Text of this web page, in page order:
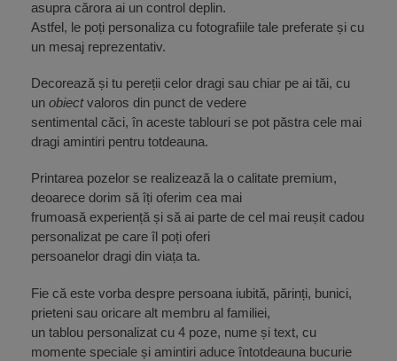
asupra cărora ai un control deplin.
Astfel, le poți personaliza cu fotografiile tale preferate și cu
un mesaj reprezentativ.
Decorează și tu pereții celor dragi sau chiar pe ai tăi, cu
un obiectvaloros din punct de vedere
sentimental căci, în aceste tablouri se pot păstra cele mai
dragi amintiri pentru totdeauna.
Printarea pozelor se realizează la o calitate premium,
deoarece dorim să îți oferim cea mai
frumoasă experiență și să ai parte de cel mai reușit cadou
personalizat pe care îl poți oferi
persoanelor dragi din viața ta.
Fie că este vorba despre persoana iubită, părinți, bunici,
prieteni sau oricare alt membru al familiei,
un tablou personalizat cu 4 poze, nume și text, cu
momente speciale și amintiri aduce întotdeauna bucurie